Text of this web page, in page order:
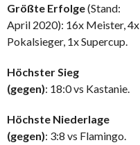
Größte Erfolge(Stand:
April 2020): 16x Meister, 4x
Pokalsieger, 1x Supercup.
Höchster Sieg
(gegen): 18:0 vs Kastanie.
Höchste Niederlage
(gegen): 3:8 vs Flamingo.